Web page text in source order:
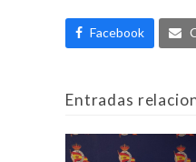
Facebook
Entradas